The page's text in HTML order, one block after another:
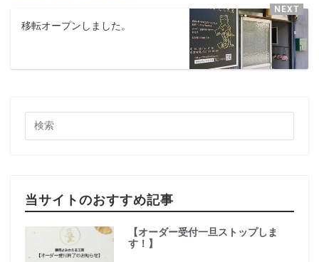
移転オープンしました。
当サイトのおすすめ記事
【オーダー受付一旦ストップしま
す！】